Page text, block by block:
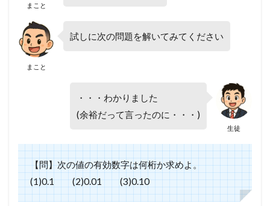
まこと
まこと
試しに次の問題を解いてみてください
生徒
・・・わかりました
(余裕だって言ったのに・・・)
【問】次の値の有効数字は何桁か求めよ。
(1)0.1 (2)0.01 (3)0.10